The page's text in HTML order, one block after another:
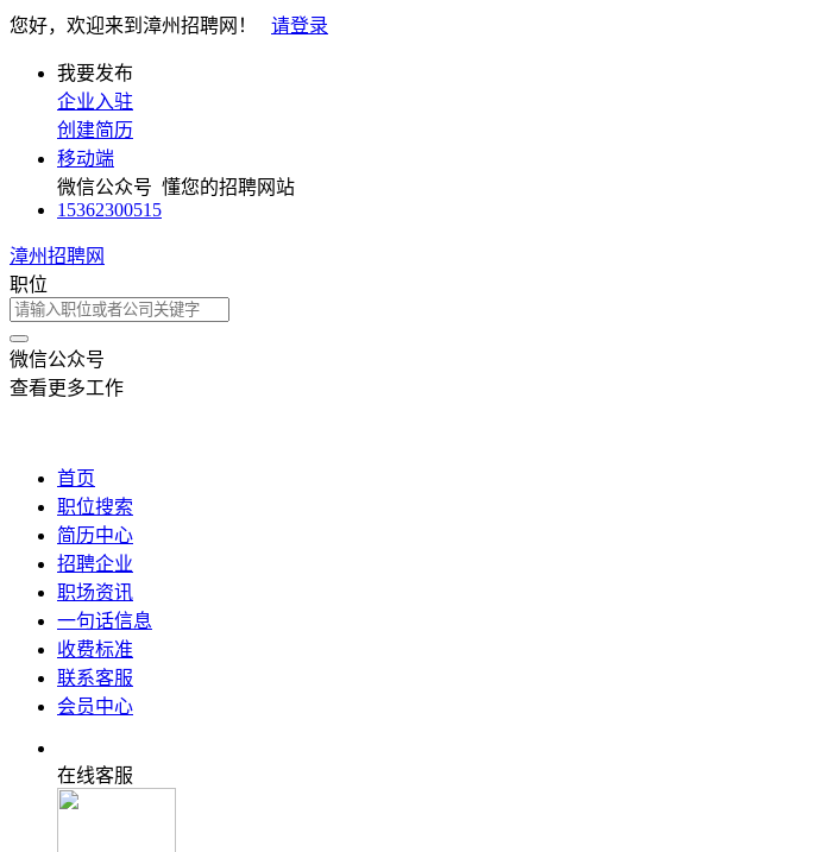
您好，欢迎来到漳州招聘网！ 请登录
我要发布
企业入驻
创建简历
移动端
微信公众号 懂您的招聘网站
15362300515
漳州招聘网
职位
微信公众号
查看更多工作
首页
职位搜索
简历中心
招聘企业
职场资讯
一句话信息
收费标准
联系客服
会员中心
在线客服